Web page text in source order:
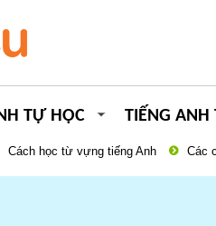
TỰ HỌC TIẾNG ANH
Cách học từ vựng tiếng Anh Các